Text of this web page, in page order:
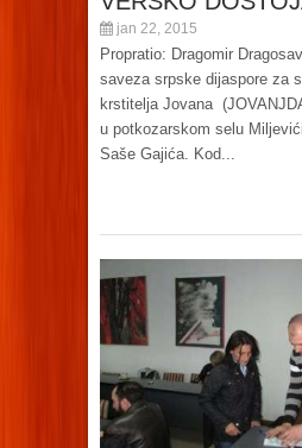
jan 22, 2015
Propratio: Dragomir
saveza srpske dijaspore za
krstitelja Jovana
u potkozarskom selu
Saše Gajića. Kod...